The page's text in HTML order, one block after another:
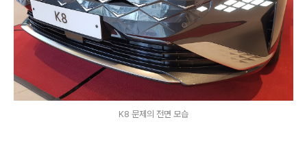
K8 문제의 전면 모습